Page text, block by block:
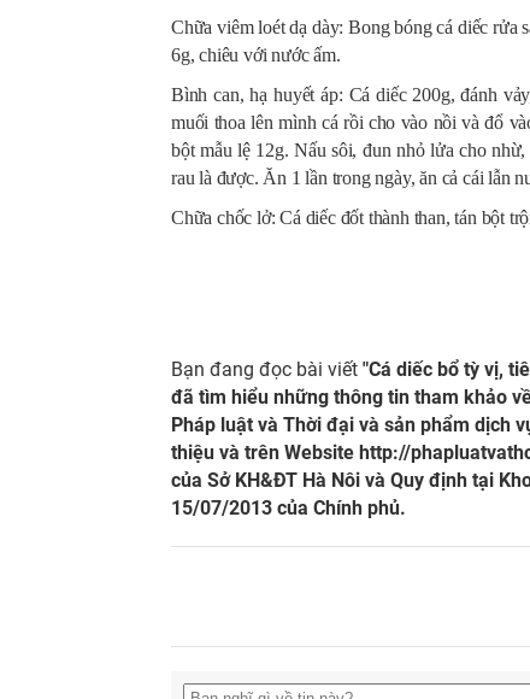
Chữa viêm loét dạ dày: Bong bóng cá diếc rửa
6g, chiêu với nước ấm.
Bình can, hạ huyết áp: Cá diếc 200g, đánh
muối thoa lên mình cá rồi cho vào nồi và đổ
bột mẫu lệ 12g. Nấu sôi, đun nhỏ lửa cho
rau là được. Ăn 1 lần trong ngày, ăn cả cái lẫn
Chữa chốc lở: Cá diếc đốt thành than, tán bột
Bạn đang đọc bài viết "Cá diếc bổ tỳ vị,
đã tìm hiểu những thông tin tham khảo
Pháp luật và Thời đại và sản phẩm dịch
thiệu và trên Website http://
của Sở KH&ĐT Hà Nôi và Quy định tại
15/07/2013 của Chính phủ.